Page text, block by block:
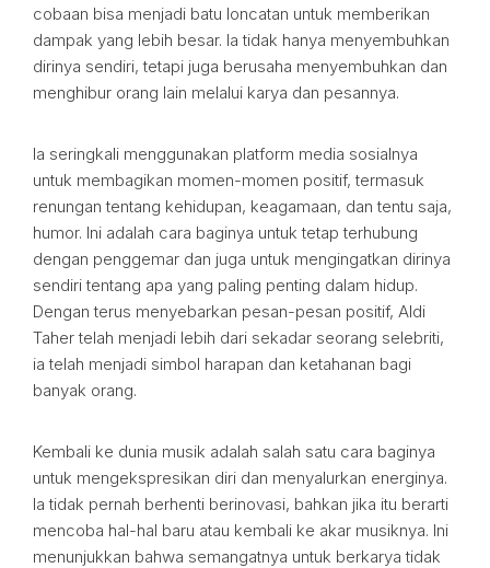
cobaan bisa menjadi batu loncatan untuk memberikan
dampak yang lebih besar. Ia tidak hanya menyembuhkan
dirinya sendiri, tetapi juga berusaha menyembuhkan dan
menghibur orang lain melalui karya dan pesannya.
Ia seringkali menggunakan platform media sosialnya
untuk membagikan momen-momen positif, termasuk
renungan tentang kehidupan, keagamaan, dan tentu saja,
humor. Ini adalah cara baginya untuk tetap terhubung
dengan penggemar dan juga untuk mengingatkan dirinya
sendiri tentang apa yang paling penting dalam hidup.
Dengan terus menyebarkan pesan-pesan positif, Aldi
Taher telah menjadi lebih dari sekadar seorang selebriti,
ia telah menjadi simbol harapan dan ketahanan bagi
banyak orang.
Kembali ke dunia musik adalah salah satu cara baginya
untuk mengekspresikan diri dan menyalurkan energinya.
Ia tidak pernah berhenti berinovasi, bahkan jika itu berarti
mencoba hal-hal baru atau kembali ke akar musiknya. Ini
menunjukkan bahwa semangatnya untuk berkarya tidak